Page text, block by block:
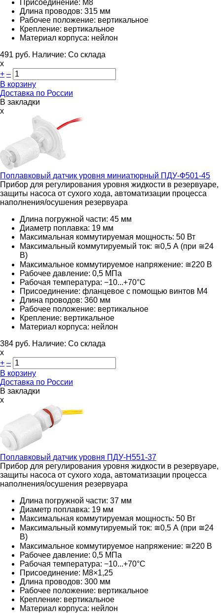
Присоединение: М8
Длина проводов: 315 мм
Рабочее положение: вертикальное
Крепление: вертикальное
Материал корпуса: нейлон
491 руб. Наличие: Со склада
х
+ –
В корзину
Доставка по России
В закладки
x
Поплавковый датчик уровня миниатюрный ПДУ-Ф501-45
Прибор для регулирования уровня жидкости в резервуаре,
защиты насоса от сухого хода, автоматизации процесса
наполнения/осушения резервуара
Длина погружной части: 45 мм
Диаметр поплавка: 19 мм
Максимальная коммутируемая мощность: 50 Вт
Максимальный коммутируемый ток: ≅0,5 А (при ≅24
В)
Максимальное коммутируемое напряжение: ≅220 В
Рабочее давление: 0,5 МПа
Рабочая температура: −10...+70°С
Присоединение: фланцевое с помощью винтов М4
Длина проводов: 360 мм
Рабочее положение: вертикальное
Крепление: вертикальное
Материал корпуса: нейлон
384 руб. Наличие: Со склада
х
+ –
В корзину
Доставка по России
В закладки
x
Поплавковый датчик уровня ПДУ-Н551-37
Прибор для регулирования уровня жидкости в резервуаре,
защиты насоса от сухого хода, автоматизации процесса
наполнения/осушения резервуара
Длина погружной части: 37 мм
Диаметр поплавка: 19 мм
Максимальная коммутируемая мощность: 50 Вт
Максимальный коммутируемый ток: ≅0,5 А (при ≅24
В)
Максимальное коммутируемое напряжение: ≅220 В
Рабочее давление: 0,5 МПа
Рабочая температура: −10...+70°С
Присоединение: М8×1,25
Длина проводов: 300 мм
Рабочее положение: вертикальное
Крепление: вертикальное
Материал корпуса: нейлон